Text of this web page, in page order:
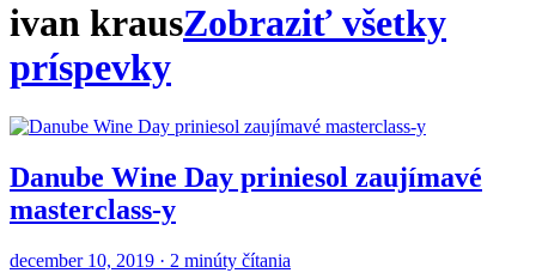
ivan krausZobraziť všetky
príspevky
Danube Wine Day priniesol zaujímavé
masterclass-y
december 10, 2019 · 2 minúty čítania